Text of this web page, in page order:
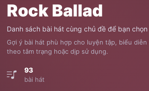
Rock Ballad
Danh sách bài hát cùng chủ đề để bạn
Gợi ý bài hát phù hợp cho luyện tập, biểu diễn
theo tâm trạng hoặc dịp sử dụng.
93
bài hát